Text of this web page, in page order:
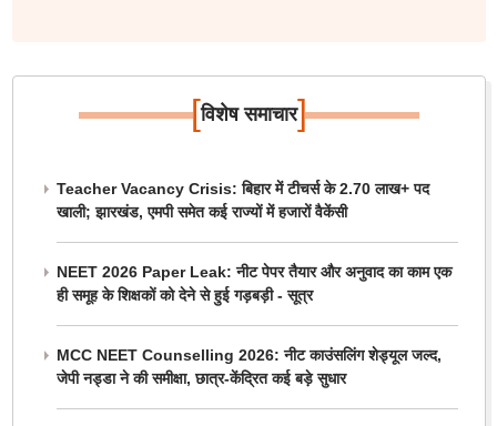
[विशेष समाचार]
Teacher Vacancy Crisis: बिहार में टीचर्स के 2.70 लाख+ पद
खाली; झारखंड, एमपी समेत कई राज्यों में हजारों वैकेंसी
NEET 2026 Paper Leak: नीट पेपर तैयार और अनुवाद का काम एक
ही समूह के शिक्षकों को देने से हुई गड़बड़ी - सूत्र
MCC NEET Counselling 2026: नीट काउंसलिंग शेड्यूल जल्द,
जेपी नड्डा ने की समीक्षा, छात्र-केंद्रित कई बड़े सुधार